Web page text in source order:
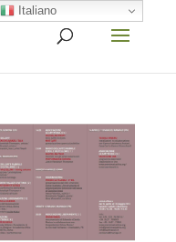
Italiano